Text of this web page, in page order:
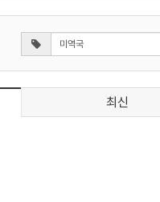
최신